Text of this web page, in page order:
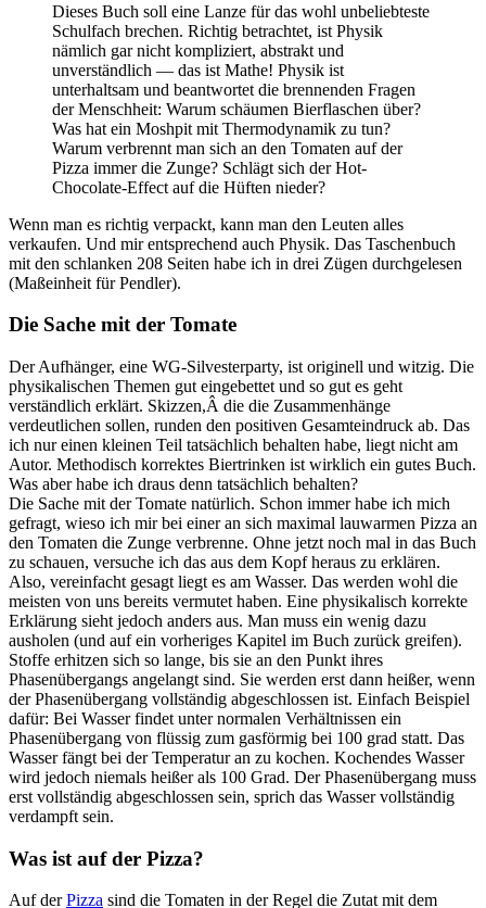
Dieses Buch soll eine Lanze für das wohl unbeliebteste
Schulfach brechen. Richtig betrachtet, ist Physik
nämlich gar nicht kompliziert, abstrakt und
unverständlich — das ist Mathe! Physik ist
unterhaltsam und beantwortet die brennenden Fragen
der Menschheit: Warum schäumen Bierflaschen über?
Was hat ein Moshpit mit Thermodynamik zu tun?
Warum verbrennt man sich an den Tomaten auf der
Pizza immer die Zunge? Schlägt sich der Hot-
Chocolate-Effect auf die Hüften nieder?
Wenn man es richtig verpackt, kann man den Leuten alles
verkaufen. Und mir entsprechend auch Physik. Das Taschenbuch
mit den schlanken 208 Seiten habe ich in drei Zügen durchgelesen
(Maßeinheit für Pendler).
Die Sache mit der Tomate
Der Aufhänger, eine WG-Silvesterparty, ist originell und witzig. Die
physikalischen Themen gut eingebettet und so gut es geht
verständlich erklärt. Skizzen,Â die die Zusammenhänge
verdeutlichen sollen, runden den positiven Gesamteindruck ab. Das
ich nur einen kleinen Teil tatsächlich behalten habe, liegt nicht am
Autor. Methodisch korrektes Biertrinken ist wirklich ein gutes Buch.
Was aber habe ich draus denn tatsächlich behalten?
Die Sache mit der Tomate natürlich. Schon immer habe ich mich
gefragt, wieso ich mir bei einer an sich maximal lauwarmen Pizza an
den Tomaten die Zunge verbrenne. Ohne jetzt noch mal in das Buch
zu schauen, versuche ich das aus dem Kopf heraus zu erklären.
Also, vereinfacht gesagt liegt es am Wasser. Das werden wohl die
meisten von uns bereits vermutet haben. Eine physikalisch korrekte
Erklärung sieht jedoch anders aus. Man muss ein wenig dazu
ausholen (und auf ein vorheriges Kapitel im Buch zurück greifen).
Stoffe erhitzen sich so lange, bis sie an den Punkt ihres
Phasenübergangs angelangt sind. Sie werden erst dann heißer, wenn
der Phasenübergang vollständig abgeschlossen ist. Einfach Beispiel
dafür: Bei Wasser findet unter normalen Verhältnissen ein
Phasenübergang von flüssig zum gasförmig bei 100 grad statt. Das
Wasser fängt bei der Temperatur an zu kochen. Kochendes Wasser
wird jedoch niemals heißer als 100 Grad. Der Phasenübergang muss
erst vollständig abgeschlossen sein, sprich das Wasser vollständig
verdampft sein.
Was ist auf der Pizza?
Auf derPizza sind die Tomaten in der Regel die Zutat mit dem